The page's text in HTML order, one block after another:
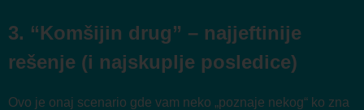
3. “Komšijin drug” – najjeftinije
rešenje (i najskuplje posledice)
Ovo je onaj scenario gde vam neko „poznaje nekog“ ko zna